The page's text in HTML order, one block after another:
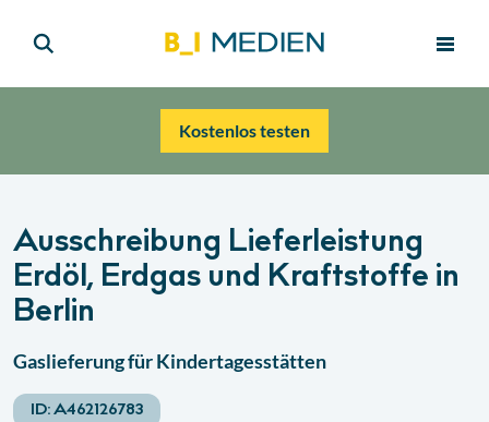
Kostenlos testen
Ausschreibung Lieferleistung
Erdöl, Erdgas und Kraftstoffe in
Berlin
Gaslieferung für Kindertagesstätten
ID:A462126783